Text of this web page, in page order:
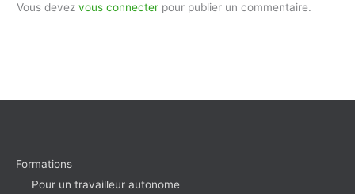
Vous devezvous connecter pour publier un commentaire.
Formations
Pour un travailleur autonome